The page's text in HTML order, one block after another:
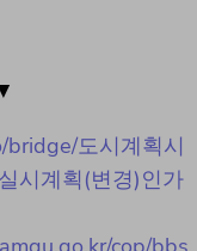
도시계획시
시계획(변경)인가